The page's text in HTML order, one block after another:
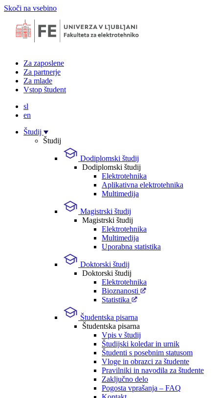
Skoči na vsebino
Za zaposlene
Za partnerje
Za mlade
Vstop študent
sl
en
Študij
Študij
Dodiplomski študij
Dodiplomski študij
Elektrotehnika
Aplikativna elektrotehnika
Multimedija
Magistrski študij
Magistrski študij
Elektrotehnika
Multimedija
Uporabna statistika
Doktorski študij
Doktorski študij
Elektrotehnika
Bioznanosti
Statistika
Študentska pisarna
Študentska pisarna
Vpis v študij
Študijski koledar in urnik
Študenti s posebnim statusom
Vloge in obrazci za študente
Pravilniki in navodila za študente
Zaključno delo
Pogosta vprašanja – FAQ